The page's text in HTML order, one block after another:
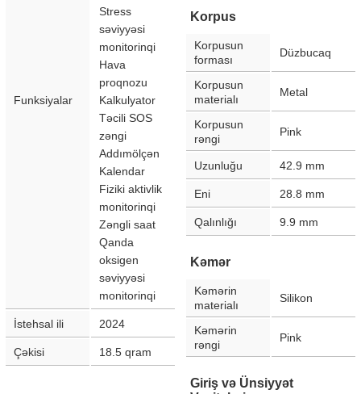
Funksiyalar
Stress
səviyyəsi
monitorinqi
Hava
proqnozu
Kalkulyator
Təcili SOS
zəngi
Addımölçən
Kalendar
Fiziki aktivlik
monitorinqi
Zəngli saat
Qanda
oksigen
səviyyəsi
monitorinqi
İstehsal ili 2024
Çəkisi 18.5 qram
Korpus
Korpusun
forması
Düzbucaq
Korpusun
materialı
Metal
Korpusun
rəngi
Pink
Uzunluğu 42.9 mm
Eni 28.8 mm
Qalınlığı 9.9 mm
Kəmər
Kəmərin
materialı
Silikon
Kəmərin
rəngi
Pink
Giriş və Ünsiyyət